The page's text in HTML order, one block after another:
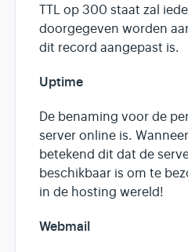
TTL op 300 staat zal
doorgegeven worden
dit record aangepast is.
Uptime
De benaming voor de
server online is.
betekend dit dat de
beschikbaar is om te
in de hosting wereld!
Webmail